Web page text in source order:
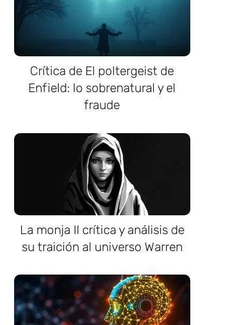
Crítica de El poltergeist de
Enfield: lo sobrenatural y el
fraude
La monja II crítica y análisis de
su traición al universo Warren